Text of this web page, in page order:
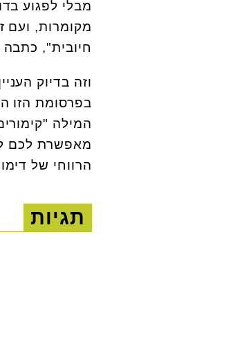
מבלי לפגוע
מקומרות, ועם
חיובית",
וזה בדיוק
בפרסומת הזו
המילה
מאפשרת לכם
הרווחי של
תגיות